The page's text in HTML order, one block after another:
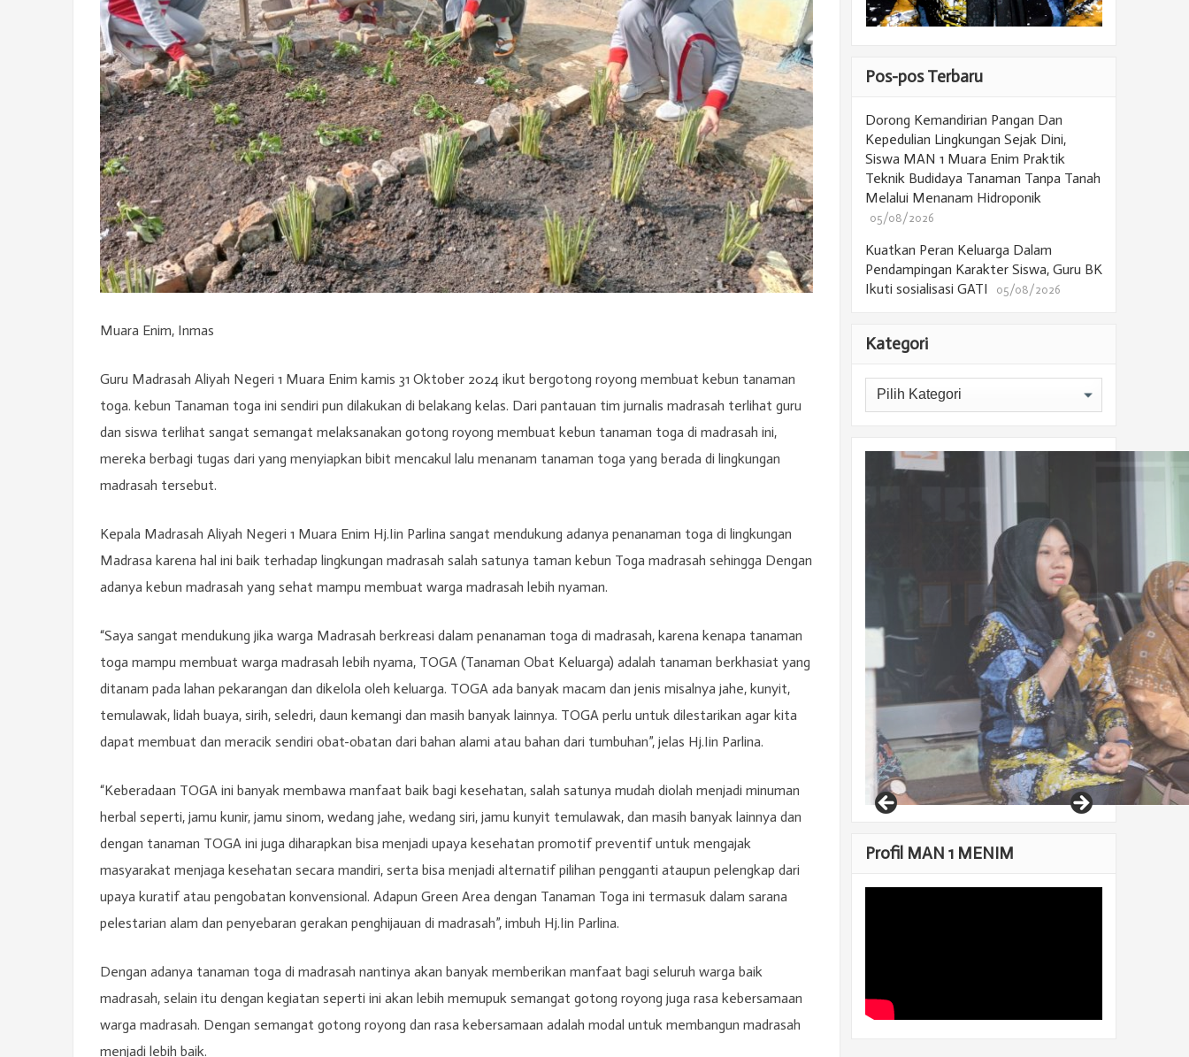
Muara Enim, Inmas
Guru Madrasah Aliyah Negeri 1 Muara Enim kamis 31 Oktober 2024 ikut bergotong royong membuat kebun tanaman
toga. kebun Tanaman toga ini sendiri pun dilakukan di belakang kelas. Dari pantauan tim jurnalis madrasah terlihat guru
dan siswa terlihat sangat semangat melaksanakan gotong royong membuat kebun tanaman toga di madrasah ini,
mereka berbagi tugas dari yang menyiapkan bibit mencakul lalu menanam tanaman toga yang berada di lingkungan
madrasah tersebut.
Kepala Madrasah Aliyah Negeri 1 Muara Enim Hj.Iin Parlina sangat mendukung adanya penanaman toga di lingkungan
Madrasa karena hal ini baik terhadap lingkungan madrasah salah satunya taman kebun Toga madrasah sehingga Dengan
adanya kebun madrasah yang sehat mampu membuat warga madrasah lebih nyaman.
“Saya sangat mendukung jika warga Madrasah berkreasi dalam penanaman toga di madrasah, karena kenapa tanaman
toga mampu membuat warga madrasah lebih nyama, TOGA (Tanaman Obat Keluarga) adalah tanaman berkhasiat yang
ditanam pada lahan pekarangan dan dikelola oleh keluarga. TOGA ada banyak macam dan jenis misalnya jahe, kunyit,
temulawak, lidah buaya, sirih, seledri, daun kemangi dan masih banyak lainnya. TOGA perlu untuk dilestarikan agar kita
dapat membuat dan meracik sendiri obat-obatan dari bahan alami atau bahan dari tumbuhan”, jelas Hj.Iin Parlina.
“Keberadaan TOGA ini banyak membawa manfaat baik bagi kesehatan, salah satunya mudah diolah menjadi minuman
herbal seperti, jamu kunir, jamu sinom, wedang jahe, wedang siri, jamu kunyit temulawak, dan masih banyak lainnya dan
dengan tanaman TOGA ini juga diharapkan bisa menjadi upaya kesehatan promotif preventif untuk mengajak
masyarakat menjaga kesehatan secara mandiri, serta bisa menjadi alternatif pilihan pengganti ataupun pelengkap dari
upaya kuratif atau pengobatan konvensional. Adapun Green Area dengan Tanaman Toga ini termasuk dalam sarana
pelestarian alam dan penyebaran gerakan penghijauan di madrasah”, imbuh Hj.Iin Parlina.
Dengan adanya tanaman toga di madrasah nantinya akan banyak memberikan manfaat bagi seluruh warga baik
madrasah, selain itu dengan kegiatan seperti ini akan lebih memupuk semangat gotong royong juga rasa kebersamaan
warga madrasah. Dengan semangat gotong royong dan rasa kebersamaan adalah modal untuk membangun madrasah
menjadi lebih baik.
Pos-pos Terbaru
Dorong Kemandirian Pangan Dan
Kepedulian Lingkungan Sejak Dini,
Siswa MAN 1 Muara Enim Praktik
Teknik Budidaya Tanaman Tanpa Tanah
Melalui Menanam Hidroponik
05/08/2026
Kuatkan Peran Keluarga Dalam
Pendampingan Karakter Siswa, Guru BK
Ikuti sosialisasi GATI
05/08/2026
Kategori
Kategori
Profil MAN 1 MENIM